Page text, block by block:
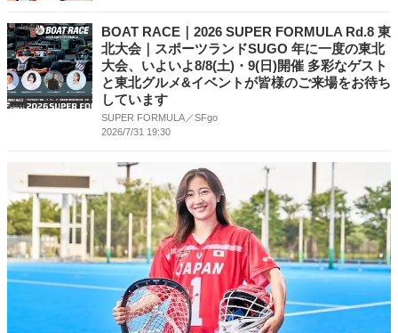
BOAT RACE｜2026 SUPER FORMULA Rd.8 東
北⼤会｜スポーツランドSUGO 年に⼀度の東北
⼤会、いよいよ8/8(⼟)・9(⽇)開催 多彩なゲスト
と東北グルメ&イベントが皆様のご来場をお待ち
しています
SUPER FORMULA／SFgo
2026/7/31 19:30